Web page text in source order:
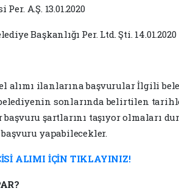
A.Ş. 13.01.2020
Başkanlığı Per. Ltd. Şti. 14.01.2020
alımı ilanlarına başvurular İlgili
sonlarında belirtilen
şartlarını taşıyor olmaları
yapabilecekler.
ALIMI İÇİN TIKLAYINIZ!